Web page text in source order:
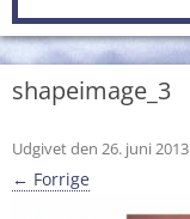
shapeimage_3
Udgivet den 26. juni 2013
← Forrige